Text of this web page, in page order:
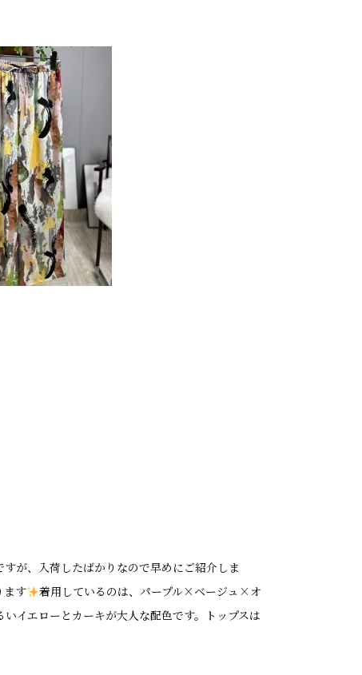
が、入荷したばかりなので早めにご紹介しま
ます
着用しているのは、パープル×ベージュ×オ
イエローとカーキが大人な配色です。トップスは